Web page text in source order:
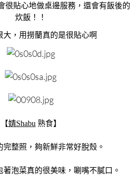
很貼心地做桌邊服務，還會有飯後的
炊飯！！
大，用撈蘭真的是很貼心啊
【婧Shabu 熟食】
完整照，夠新鮮非常好脫殼。
著泡菜真的很美味，唰嘴不膩口。